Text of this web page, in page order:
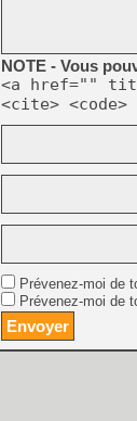
NOTE - Vous
<a href=""
<cite>
Prévenez-moi de
Prévenez-moi de